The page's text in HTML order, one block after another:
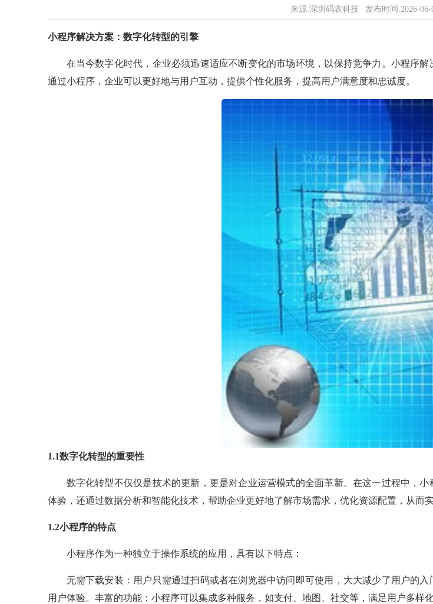
来源:深圳码农科技 发布时间:2026-
小程序解决方案：数字化转型的引擎
在当今数字化时代，企业必须迅速适应不断变化的市场环境，以保持竞争力。小程序
通过小程序，企业可以更好地与用户互动，提供个性化服务，提高用户满意度和忠诚度。
1.1数字化转型的重要性
数字化转型不仅仅是技术的更新，更是对企业运营模式的全面革新。在这一过程中，
体验，还通过数据分析和智能化技术，帮助企业更好地了解市场需求，优化资源配置，从而实
1.2小程序的特点
小程序作为一种独立于操作系统的应用，具有以下特点：
无需下载安装：用户只需通过扫码或者在浏览器中访问即可使用，大大减少了用户的
用户体验。丰富的功能：小程序可以集成多种服务，如支付、地图、社交等，满足用户多样化